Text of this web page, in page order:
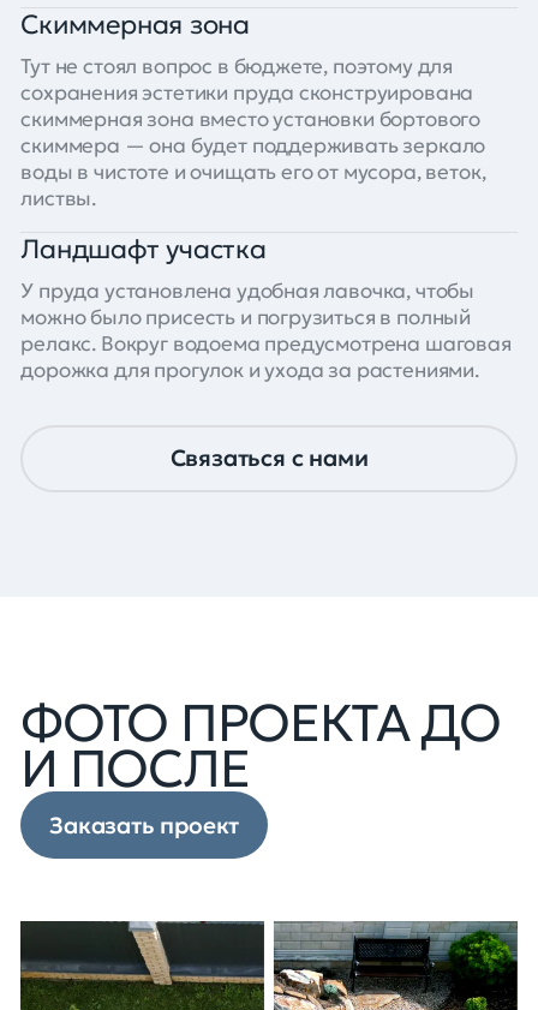
Связаться с нами
Скиммерная зона
Тут не стоял вопрос в бюджете, поэтому для
сохранения эстетики пруда сконструирована
скиммерная зона вместо установки бортового
скиммера — она будет поддерживать зеркало
воды в чистоте и очищать его от мусора, веток,
листвы.
Ландшафт участка
У пруда установлена удобная лавочка, чтобы
можно было присесть и погрузиться в полный
релакс. Вокруг водоема предусмотрена шаговая
дорожка для прогулок и ухода за растениями.
ФОТО ПРОЕКТА ДО
И ПОСЛЕ
Заказать проект